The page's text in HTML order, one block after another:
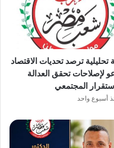
تحليلية ترصد تحديات الاقتصاد
لإصلاحات تحقق العدالة
المجتمعي
أسبوع واحد